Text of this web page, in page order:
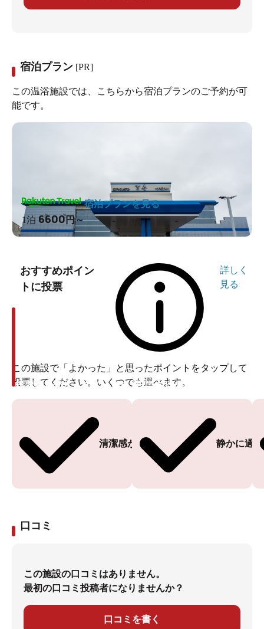
宿泊プラン [PR]
この温浴施設では、こちらから宿泊プランのご予約が可
能です。
1泊 6600円～
宿泊プランを見る
おすすめポイン
トに投票
詳しく
見る
この施設で「よかった」と思ったポイントをタップして
投票してください。いくつでも選べます。
清潔感がある
投票ありがとうございます
静かに過
投票ありがとうございます
口コミ
この施設の口コミはありません。
最初の口コミ投稿者になりませんか？
口コミを書く